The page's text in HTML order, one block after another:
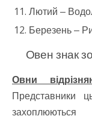
Лютий –
Березень –
Овен знак
Овни
Представники